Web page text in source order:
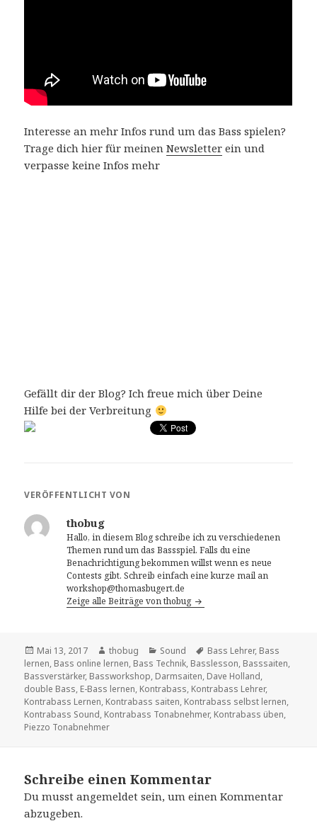
Interesse an mehr Infos rund um das Bass spielen?
Trage dich hier für meinenNewsletter ein und
verpasse keine Infos mehr
Gefällt dir der Blog? Ich freue mich über Deine
Hilfe bei der Verbreitung
VERÖFFENTLICHT VON
thobug
Hallo, in diesem Blog schreibe ich zu verschiedenen
Themen rund um das Bassspiel. Falls du eine
Benachrichtigung bekommen willst wenn es neue
Contests gibt. Schreib einfach eine kurze mail an
workshop@thomasbugert.de
Zeige alle Beiträge von thobug
Veröffentlicht
am
Mai 13, 2017 Autor
thobug Kategorien
Sound Tags
Bass Lehrer, Bass
lernen, Bass online lernen, Bass Technik, Basslesson, Basssaiten,
Bassverstärker, Bassworkshop, Darmsaiten, Dave Holland,
double Bass, E-Bass lernen, Kontrabass, Kontrabass Lehrer,
Kontrabass Lernen, Kontrabass saiten, Kontrabass selbst lernen,
Kontrabass Sound, Kontrabass Tonabnehmer, Kontrabass üben,
Piezzo Tonabnehmer
Schreibe einen Kommentar
Du musstangemeldet sein, um einen Kommentar
abzugeben.